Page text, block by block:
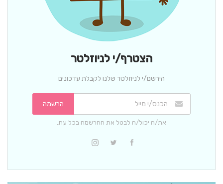
הצטרף/י לניוזלטר
הירשם/י לניוזלטר שלנו לקבלת עדכונים
הרשמה
את/ה יכול/ה לבטל את ההרשמה בכל עת.